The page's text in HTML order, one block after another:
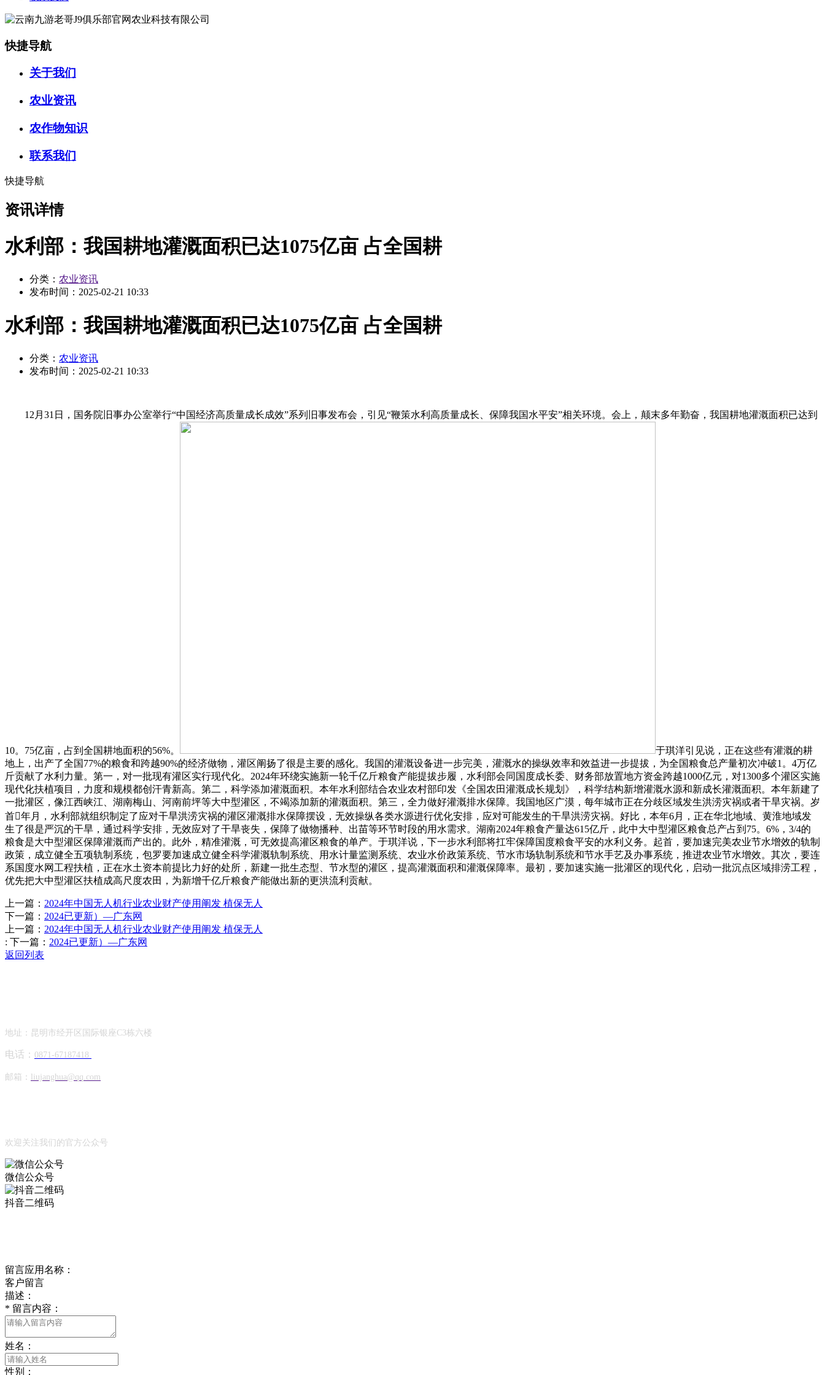
快捷导航
关于我们
农业资讯
农作物知识
联系我们
快捷导航
资讯详情
水利部：我国耕地灌溉面积已达1075亿亩 占全国耕
分类： 农业资讯
发布时间： 2025-02-21 10:33
水利部：我国耕地灌溉面积已达1075亿亩 占全国耕
分类： 农业资讯
发布时间： 2025-02-21 10:33
12月31日，国务院旧事办公室举行“中国经济高质量成长成效”系列旧事发布会，引见“鞭策水利高质量成长、保障我国水平安”相关环境。会上，颠末多年勤奋，我国耕地灌溉面积已达到
10。75亿亩，占到全国耕地面积的56%。
于琪洋引见说，正在这些有灌溉的耕
地上，出产了全国77%的粮食和跨越90%的经济做物，灌区阐扬了很是主要的感化。我国的灌溉设备进一步完美，灌溉水的操纵效率和效益进一步提拔，为全国粮食总产量初次冲破1。4万亿
斤贡献了水利力量。第一，对一批现有灌区实行现代化。2024年环绕实施新一轮千亿斤粮食产能提拔步履，水利部会同国度成长委、财务部放置地方资金跨越1000亿元，对1300多个灌区实施
现代化扶植项目，力度和规模都创汗青新高。第二，科学添加灌溉面积。本年水利部结合农业农村部印发《全国农田灌溉成长规划》，科学结构新增灌溉水源和新成长灌溉面积。本年新建了
一批灌区，像江西峡江、湖南梅山、河南前坪等大中型灌区，不竭添加新的灌溉面积。第三，全力做好灌溉排水保障。我国地区广漠，每年城市正在分歧区域发生洪涝灾祸或者干旱灾祸。岁
首年月，水利部就组织制定了应对干旱洪涝灾祸的灌区灌溉排水保障摆设，无效操纵各类水源进行优化安排，应对可能发生的干旱洪涝灾祸。好比，本年6月，正在华北地域、黄淮地域发
生了很是严沉的干旱，通过科学安排，无效应对了干旱丧失，保障了做物播种、出苗等环节时段的用水需求。湖南2024年粮食产量达615亿斤，此中大中型灌区粮食总产占到75。6%，3/4的
粮食是大中型灌区保障灌溉而产出的。此外，精准灌溉，可无效提高灌区粮食的单产。于琪洋说，下一步水利部将扛牢保障国度粮食平安的水利义务。起首，要加速完美农业节水增效的轨制
政策，成立健全五项轨制系统，包罗要加速成立健全科学灌溉轨制系统、用水计量监测系统、农业水价政策系统、节水市场轨制系统和节水手艺及办事系统，推进农业节水增效。其次，要连
系国度水网工程扶植，正在水土资本前提比力好的处所，新建一批生态型、节水型的灌区，提高灌溉面积和灌溉保障率。最初，要加速实施一批灌区的现代化，启动一批沉点区域排涝工程，
优先把大中型灌区扶植成高尺度农田，为新增千亿斤粮食产能做出新的更洪流利贡献。
上一篇： 2024年中国无人机行业农业财产使用阐发 植保无人
下一篇： 2024已更新）—广东网
上一篇： 2024年中国无人机行业农业财产使用阐发 植保无人
: 下一篇： 2024已更新）—广东网
返回列表
地址：昆明市经开区国际银座C3栋六楼
电话： 0871-67187418
邮箱： liujanghua@qq.com
欢迎关注我们的官方公众号
微信公众号
抖音二维码
留言应用名称：
客户留言
描述：
* 留言内容：
姓名：
性别：